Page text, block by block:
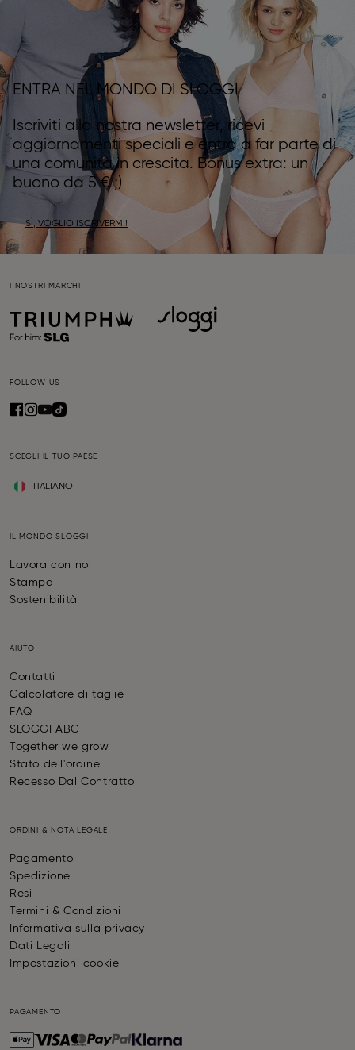
ENTRA NEL MONDO DI SLOGGI
Iscriviti alla nostra newsletter, ricevi
aggiornamenti speciali e entra a far parte di
una comunità in crescita. Bonus extra: un
buono da 5 € ;)
SÌ, VOGLIO ISCRIVERMI!
I NOSTRI MARCHI
FOLLOW US
SCEGLI IL TUO PAESE
ITALIANO
IL MONDO SLOGGI
Lavora con noi
Stampa
Sostenibilità
AIUTO
Contatti
Calcolatore di taglie
FAQ
SLOGGI ABC
Together we grow
Stato dell'ordine
Recesso Dal Contratto
ORDINI & NOTA LEGALE
Pagamento
Spedizione
Resi
Termini & Condizioni
Informativa sulla privacy
Dati Legali
Impostazioni cookie
PAGAMENTO